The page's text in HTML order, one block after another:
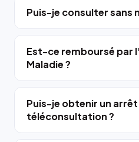
Puis-je consulter sans
Est-ce remboursé par
Maladie ?
Puis-je obtenir un
téléconsultation ?